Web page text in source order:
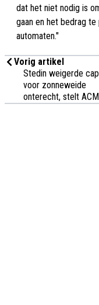
dat het niet nodig is
gaan en het bedrag te
automaten."
Vorig artikel
Stedin weigerde
voor zonneweide
onterecht, stelt ACM